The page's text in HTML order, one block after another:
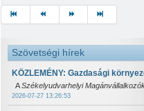
Szövetségi hírek
KÖZLEMÉNY: Gazdasági
ASzékelyudvarhelyi
2026-07-27 13:26:53